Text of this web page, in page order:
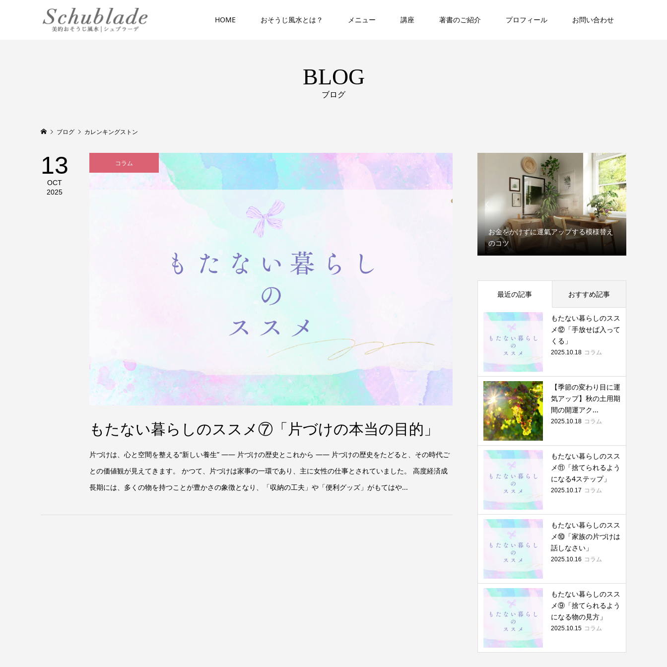
HOME おそうじ風水とは？ メニュー 講座 著書のご紹介 プロフィール お問い合わせ
BLOG
ブログ
ブログ カレンキングストン
13
OCT
2025
コラム
もたない暮らしのススメ⑦「片づけの本当の目的」
片づけは、心と空間を整える“新しい養生” ―― 片づけの歴史とこれから ―― 片づけの歴史をたどると、その時代ご
との価値観が見えてきます。 かつて、片づけは家事の一環であり、主に女性の仕事とされていました。 高度経済成
長期には、多くの物を持つことが豊かさの象徴となり、「収納の工夫」や「便利グッズ」がもてはや...

お金をかけずに運氣アップする模様替え
のコツ

最近の記事 おすすめ記事
もたない暮らしのスス
メ⑫「手放せば入って
くる」
2025.10.18 コラム
【季節の変わり目に運
気アップ】秋の土用期
間の開運アク...
2025.10.18 コラム
もたない暮らしのスス
メ⑪「捨てられるよう
になる4ステップ」
2025.10.17 コラム
もたない暮らしのスス
メ⑩「家族の片づけは
話しなさい」
2025.10.16 コラム
もたない暮らしのスス
メ⑨「捨てられるよう
になる物の見方」
2025.10.15 コラム